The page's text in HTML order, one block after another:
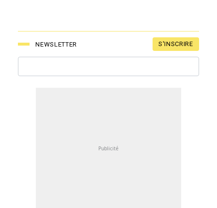
NEWSLETTER S'INSCRIRE